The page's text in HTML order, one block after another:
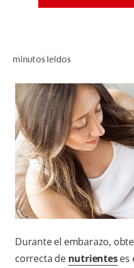
minutos leídos
Durante el embarazo,
correcta de nutrienteses